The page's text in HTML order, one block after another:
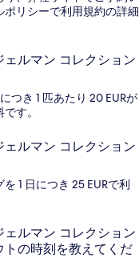
リシーで利用規約の詳細
ルマン コレクション
つき 1 匹あたり 20 EURが
す。
ルマン コレクション
1 日につき 25 EURで利
ルマン コレクション
の時刻を教えてくだ